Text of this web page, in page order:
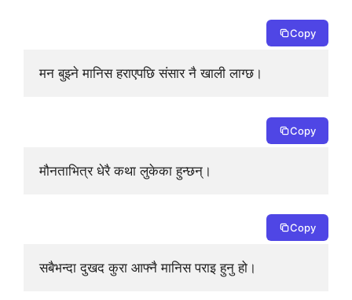
Copy
मन बुझ्ने मानिस हराएपछि संसार नै खाली लाग्छ।
Copy
मौनताभित्र धेरै कथा लुकेका हुन्छन्।
Copy
सबैभन्दा दुखद कुरा आफ्नै मानिस पराइ हुनु हो।